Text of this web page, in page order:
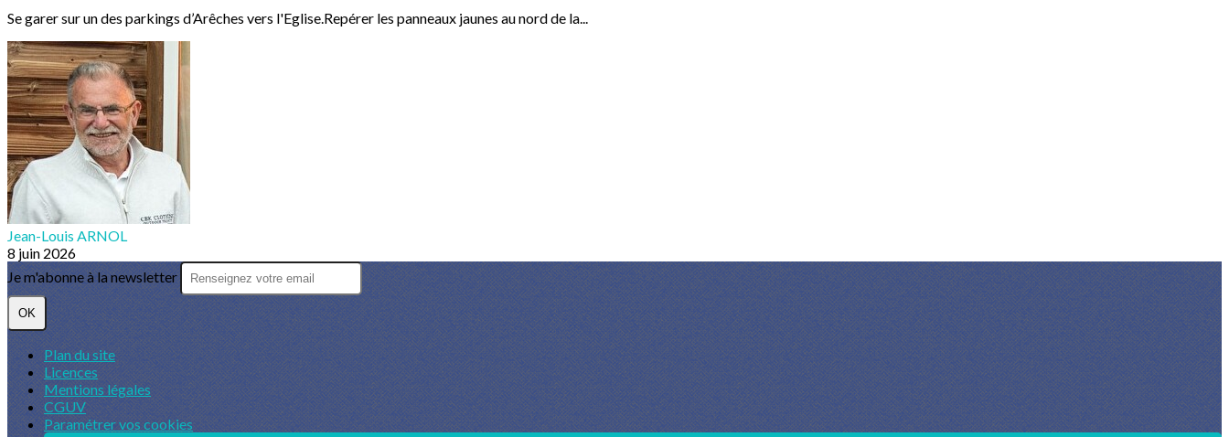
Se garer sur un des parkings d’Arêches vers l'Eglise.Repérer les panneaux jaunes au nord de la...
Jean-Louis ARNOL
8 juin 2026
Je m'abonne à la newsletter
OK
Plan du site
Licences
Mentions légales
CGUV
Paramétrer vos cookies